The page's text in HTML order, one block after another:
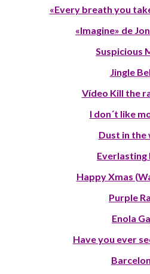
«Every breath you
«Imagine» de
Suspicious
Jingle
Vídeo Kill the
I don´t like
Dust in the
Everlasting
Happy Xmas
Purple
Enola
Have you ever